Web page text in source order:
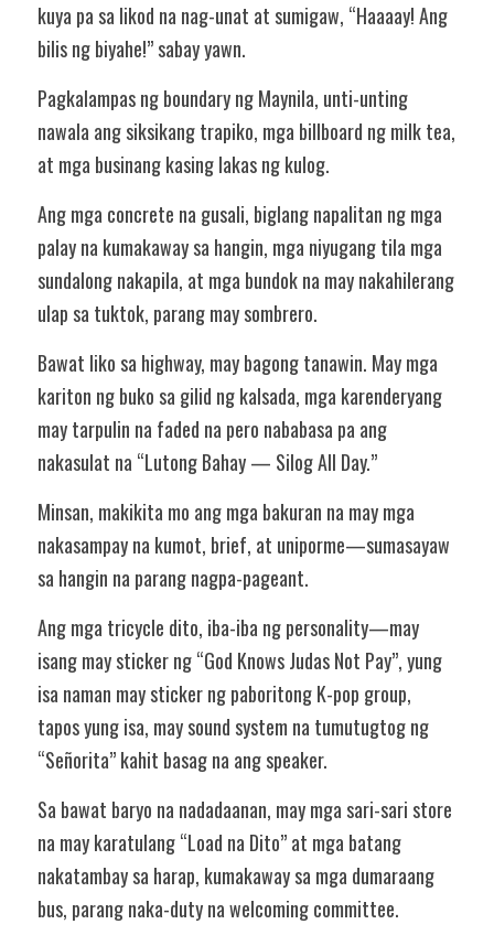
kuya pa sa likod na nag-unat at sumigaw, “Haaaay! Ang
bilis ng biyahe!” sabay yawn.
Pagkalampas ng boundary ng Maynila, unti-unting
nawala ang siksikang trapiko, mga billboard ng milk tea,
at mga businang kasing lakas ng kulog.
Ang mga concrete na gusali, biglang napalitan ng mga
palay na kumakaway sa hangin, mga niyugang tila mga
sundalong nakapila, at mga bundok na may nakahilerang
ulap sa tuktok, parang may sombrero.
Bawat liko sa highway, may bagong tanawin. May mga
kariton ng buko sa gilid ng kalsada, mga karenderyang
may tarpulin na faded na pero nababasa pa ang
nakasulat na “Lutong Bahay — Silog All Day.”
Minsan, makikita mo ang mga bakuran na may mga
nakasampay na kumot, brief, at uniporme—sumasayaw
sa hangin na parang nagpa-pageant.
Ang mga tricycle dito, iba-iba ng personality—may
isang may sticker ng “God Knows Judas Not Pay”, yung
isa naman may sticker ng paboritong K-pop group,
tapos yung isa, may sound system na tumutugtog ng
“Señorita” kahit basag na ang speaker.
Sa bawat baryo na nadadaanan, may mga sari-sari store
na may karatulang “Load na Dito” at mga batang
nakatambay sa harap, kumakaway sa mga dumaraang
bus, parang naka-duty na welcoming committee.